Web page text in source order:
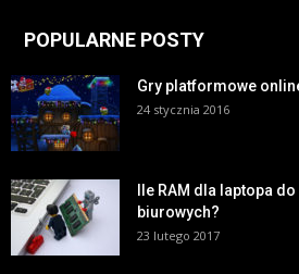
POPULARNE POSTY
Gry platformowe
24 stycznia 2016
Ile RAM dla laptopa
biurowych?
23 lutego 2017